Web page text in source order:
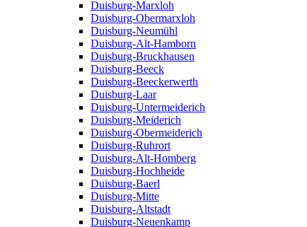
Duisburg-Marxloh
Duisburg-Obermarxloh
Duisburg-Neumühl
Duisburg-Alt-Hamborn
Duisburg-Bruckhausen
Duisburg-Beeck
Duisburg-Beeckerwerth
Duisburg-Laar
Duisburg-Untermeiderich
Duisburg-Meiderich
Duisburg-Obermeiderich
Duisburg-Ruhrort
Duisburg-Alt-Homberg
Duisburg-Hochheide
Duisburg-Baerl
Duisburg-Mitte
Duisburg-Altstadt
Duisburg-Neuenkamp